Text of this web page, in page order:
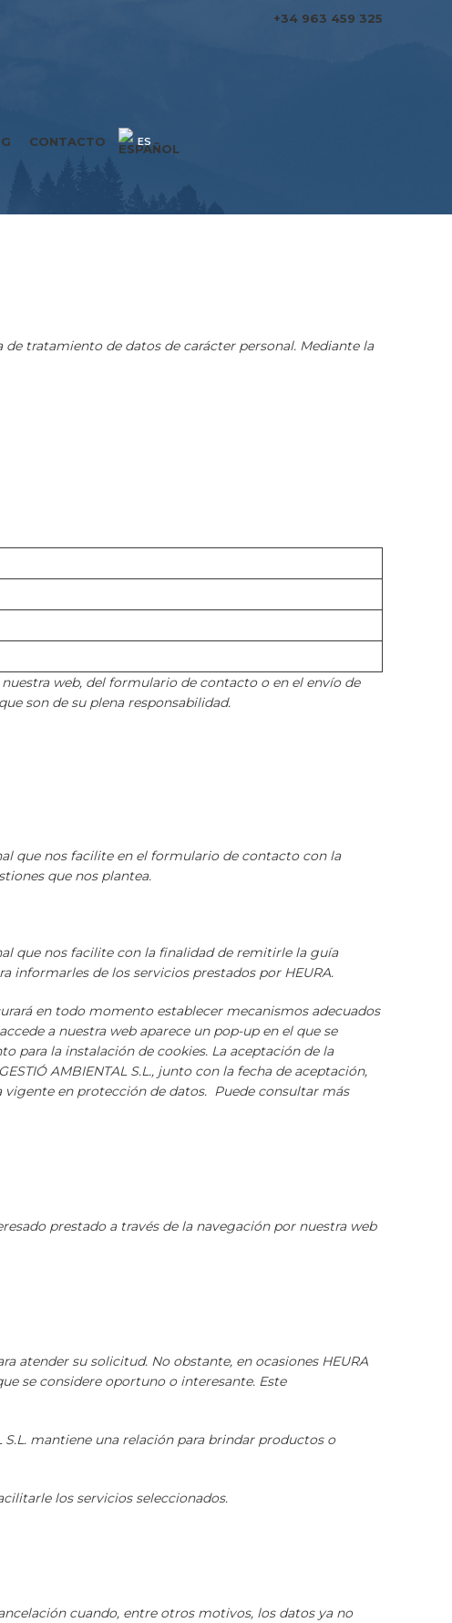
+34 963 459 325
CONTACTO
tratamiento de datos de carácter personal. Mediante la
web, del formulario de contacto o en el envío de
son de su plena responsabilidad.
que nos facilite en el formulario de contacto con la
que nos plantea.
que nos facilite con la finalidad de remitirle la guía
informarles de los servicios prestados por HEURA.
en todo momento establecer mecanismos adecuados
a nuestra web aparece un pop-up en el que se
para la instalación de cookies. La aceptación de la
AMBIENTAL S.L., junto con la fecha de aceptación,
en protección de datos. Puede consultar más
prestado a través de la navegación por nuestra web
atender su solicitud. No obstante, en ocasiones HEURA
se considere oportuno o interesante. Este
mantiene una relación para brindar productos o
los servicios seleccionados.
cuando, entre otros motivos, los datos ya no